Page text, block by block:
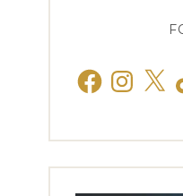
FacebookInstagram
X